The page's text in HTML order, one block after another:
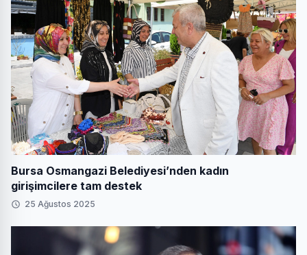
Bursa Osmangazi Belediyesi’nden kadın
girişimcilere tam destek
25 Ağustos 2025